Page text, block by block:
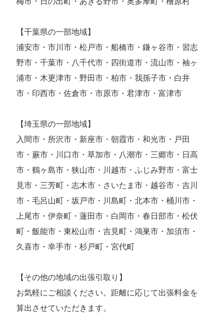
【千葉県の一部地域】
浦安市・市川市・松戸市・船橋市・鎌ヶ谷市・習志
野市・千葉市・八千代市・四街道市・流山市・袖ヶ
浦市・木更津市・野田市・柏市・我孫子市・白井
市・印西市・佐倉市・市原市・君津市・富津市
【埼玉県の一部地域】
入間市・所沢市・新座市・朝霞市・和光市・戸田
市・蕨市・川口市・草加市・八潮市・三郷市・日高
市・鶴ヶ島市・狭山市・川越市・ふじみ野市・富士
見市・三芳町・志木市・さいたま市・越谷市・吉川
市・毛呂山町・坂戸市・川島町・北本市・桶川市・
上尾市・伊奈町・蓮田市・白岡市・春日部市・松伏
町・飯能市・東松山市・吉見町・鴻巣市・加須市・
久喜市・幸手市・杉戸町・宮代町
【その他の地域の出張引取り】
お気軽にご相談ください。距離に応じて出張料金を
算出させていただきます。